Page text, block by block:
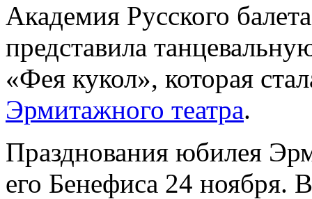
Академия Русского
представила
«Фея кукол», которая
Эрмитажного театра.
Празднования юбилея
его Бенефиса 24 ноября.